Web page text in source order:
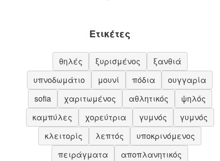
Ετικέτες
θηλές ξυρισμένος
ξανθιά
υπνοδωμάτιο
μουνί πόδια
ουγγαρία
sofia
χαριτωμένος αθλητικός
ψηλός
καμπύλες
χορεύτρια γυμνός
γυμνός
κλειτορίς
λεπτός
υποκρινόμενος
πειράγματα
αποπλανητικός